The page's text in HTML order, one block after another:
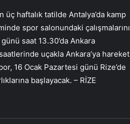
haftalık tatilde Antalya’da kamp
spor salonundaki çalışmalarını
saat 13.30’da Ankara
uçakla Ankara’ya hareket
16 Ocak Pazartesi günü Rize’de
başlayacak. – RİZE